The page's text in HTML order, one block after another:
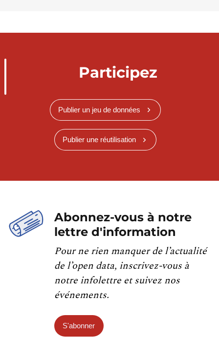
Participez
Publier un jeu de données
Publier une réutilisation
Abonnez-vous à notre
lettre d'information
Pour ne rien manquer de l’actualité
de l’open data, inscrivez-vous à
notre infolettre et suivez nos
événements.
S'abonner